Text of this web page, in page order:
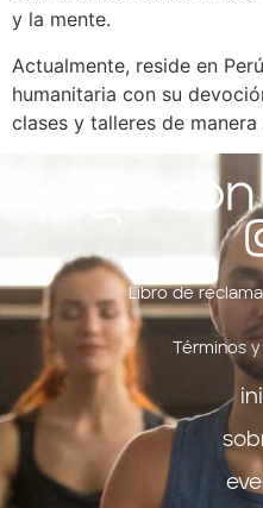
yoga
y la mente.
Actualmente, reside en
humanitaria con su
clases y talleres de manera
Libro de
Términos